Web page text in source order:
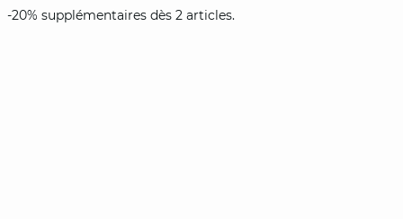
-20% supplémentaires dès 2 articles.